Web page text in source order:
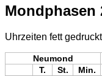
Mondphasen
Uhrzeiten fett
Neumond
T.
St. Min.